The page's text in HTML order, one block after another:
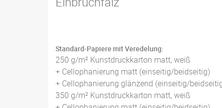
Standard-Papiere mit Veredelung:
250 g/m² Kunstdruckkarton matt, weiß
+ Cellophanierung matt (einseitig/beidseitig)
+ Cellophanierung glänzend (einseitig/
350 g/m² Kunstdruckkarton matt, weiß